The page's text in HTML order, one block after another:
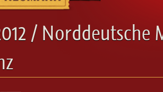
/ Norddeutsche